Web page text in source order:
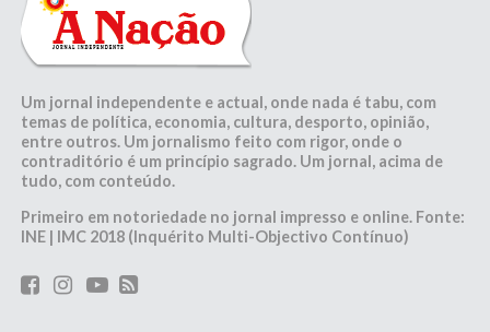
Um jornal independente e actual, onde nada é tabu, com
temas de política, economia, cultura, desporto, opinião,
entre outros. Um jornalismo feito com rigor, onde o
contraditório é um princípio sagrado. Um jornal, acima de
tudo, com conteúdo.
Primeiro em notoriedade no jornal impresso e online. Fonte:
INE | IMC 2018 (Inquérito Multi-Objectivo Contínuo)